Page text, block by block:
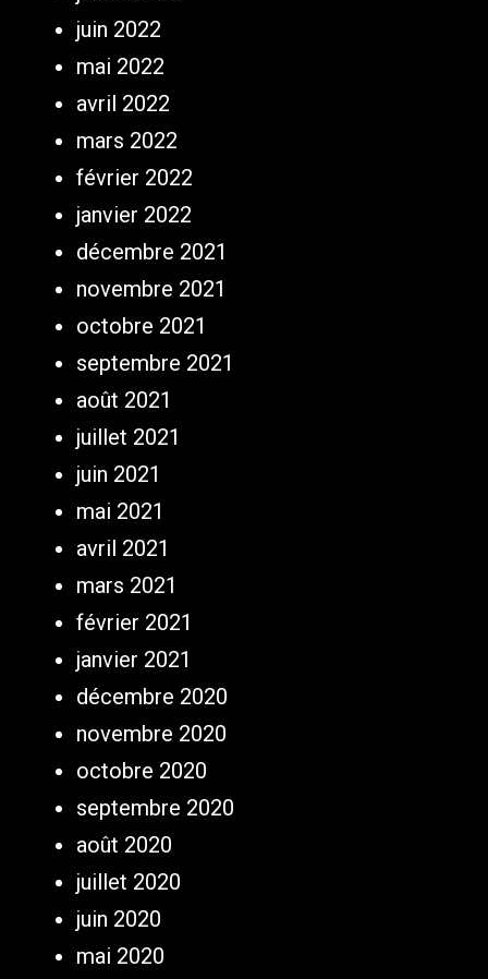
juin 2022
mai 2022
avril 2022
mars 2022
février 2022
janvier 2022
décembre 2021
novembre 2021
octobre 2021
septembre 2021
août 2021
juillet 2021
juin 2021
mai 2021
avril 2021
mars 2021
février 2021
janvier 2021
décembre 2020
novembre 2020
octobre 2020
septembre 2020
août 2020
juillet 2020
juin 2020
mai 2020